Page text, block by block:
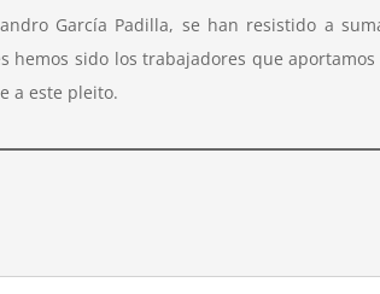
García Padilla, se han resistido a
hemos sido los trabajadores que
a este pleito.